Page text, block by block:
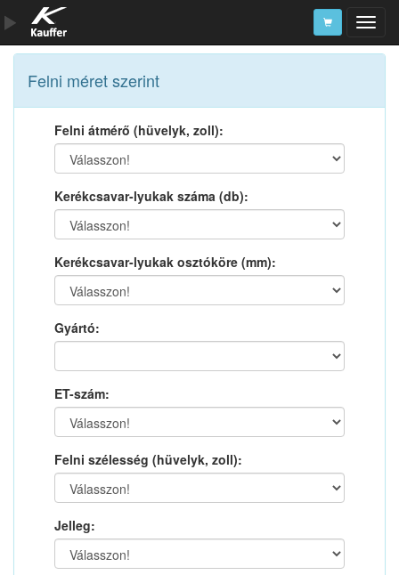
Szerszámkatalógus
Kosár
Alkatrészek
Felni méret szerint
Felni átmérő (hüvelyk, zoll):
Kerékcsavar-lyukak száma (db):
Kerékcsavar-lyukak osztóköre (mm):
Gyártó:
ET-szám:
Felni szélesség (hüvelyk, zoll):
Jelleg: